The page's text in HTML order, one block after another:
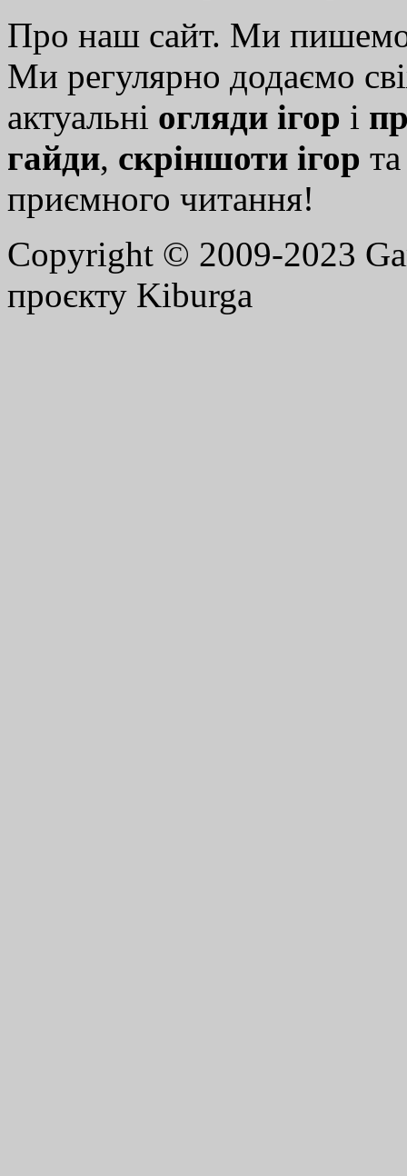
Про наш сайт. Ми
Ми регулярно додаємо
актуальні огляди ігор і
гайди, скріншоти ігор
приємного читання!
Copyright © 2009-2023
проєкту Kiburga